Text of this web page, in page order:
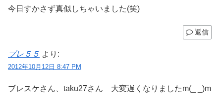
今日すかさず真似しちゃいました(笑)
返信
ブレ５５ より:
2012年10月12日 8:47 PM
ブレスケさん、taku27さん 大変遅くなりましたm(_ _)m